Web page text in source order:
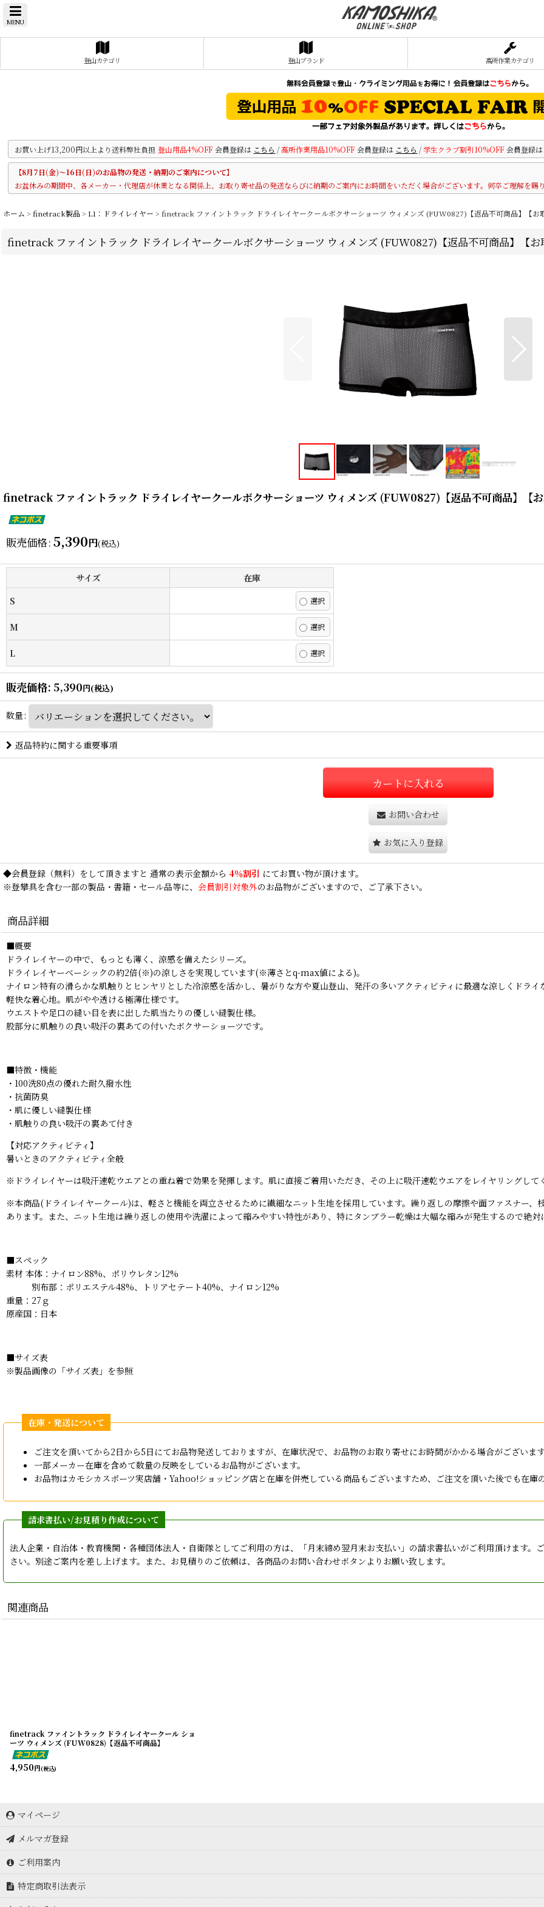
MENU
登山カテゴリ 登山ブランド 高所作業カテゴリ
お買い上げ13,200円以上より送料弊社負担 登山用品4%OFF 会員登録は こちら /高所作業用品10%OFF 会員登録は こちら /学生クラブ割引10%OFF 会員登録は
【8月7日(金)～16日(日)のお品物の発送・納期のご案内について】
お盆休みの期間中、各メーカー・代理店が休業となる関係上、お取り寄せ品の発送ならびに納期のご案内にお時間をいただく場合がございます。何卒ご理解を賜
ホーム > finetrack製品> L1：ドライレイヤー > finetrack ファイントラック ドライレイヤークールボクサーショーツ ウィメンズ (FUW0827)【返品不可商品】【お
finetrack ファイントラック ドライレイヤークールボクサーショーツ ウィメンズ (FUW0827)【返品不可商品】【お
finetrack ファイントラック ドライレイヤークールボクサーショーツ ウィメンズ (FUW0827)【返品不可商品】【お
販売価格: 5,390円(税込)
サイズ
在庫
S
M
L
販売価格: 5,390円(税込)
数量:
返品特約に関する重要事項
カートに入れる
お問い合わせ
お気に入り登録
◆会員登録 （無料）をして頂きますと 通常の表示金額から 4％割引 にてお買い物が頂けます。
※登攀具を含む一部の製品・書籍・セール品等に、 会員割引対象外のお品物がございますので、ご了承下さい。
商品詳細
■概要
ドライレイヤーの中で、もっとも薄く、涼感を備えたシリーズ。
ドライレイヤーベーシックの約2倍(※)の涼しさを実現しています(※薄さとq-max値による)。
ナイロン特有の滑らかな肌触りとヒンヤリとした冷涼感を活かし、暑がりな方や夏山登山、発汗の多いアクティビティに最適な涼しくドライ
軽快な着心地。肌がやや透ける極薄仕様です。
ウエストや足口の縫い目を表に出した肌当たりの優しい縫製仕様。
股部分に肌触りの良い吸汗の裏あての付いたボクサーショーツです。
■特徴・機能
・100洗80点の優れた耐久撥水性
・抗菌防臭
・肌に優しい縫製仕様
・肌触りの良い吸汗の裏あて付き
【対応アクティビティ】
暑いときのアクティビティ全般
※ドライレイヤーは吸汗速乾ウエアとの重ね着で効果を発揮します。肌に直接ご着用いただき、その上に吸汗速乾ウエアをレイヤリングして
※本商品(ドライレイヤークール)は、軽さと機能を両立させるために繊細なニット生地を採用しています。繰り返しの摩擦や面ファスナー
あります。また、ニット生地は繰り返しの使用や洗濯によって縮みやすい特性があり、特にタンブラー乾燥は大幅な縮みが発生するので絶対
■スペック
素材 本体：ナイロン88%、ポリウレタン12%
別布部：ポリエステル48%、トリアセテート40%、ナイロン12%
重量：27ｇ
原産国：日本
■サイズ表
※製品画像の「サイズ表」を参照
ご注文を頂いてから2日から5日にてお品物発送しておりますが、在庫状況で、お品物のお取り寄せにお時間がかかる場合がございます
一部メーカー在庫を含めて数量の反映をしているお品物がございます。
お品物はカモシカスポーツ実店舗・Yahoo!ショッピング店と在庫を併売している商品もございますため、ご注文を頂いた後でも在庫
法人企業・自治体・教育機関・各種団体法人・自衛隊としてご利用の方は、「月末締め翌月末お支払い」の請求書払いがご利用頂けます。
さい。別途ご案内を差し上げます。また、お見積りのご依頼は、各商品のお問い合わせボタンよりお願い致します。
関連商品
finetrack ファイントラック ドライレイヤークール ショ
ーツ ウィメンズ (FUW0828)【返品不可商品】
4,950円(税込)
マイページ
メルマガ登録
ご利用案内
特定商取引法表示